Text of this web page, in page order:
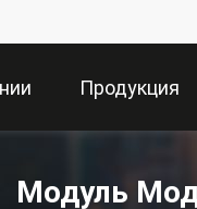
Продукция
Модуль